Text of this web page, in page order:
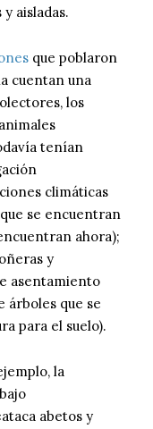
aisladas.
que poblaron
cuentan una
los
tenían
climáticas
se encuentran
ahora);
y
asentamiento
árboles que se
para el suelo).
la
abetos y